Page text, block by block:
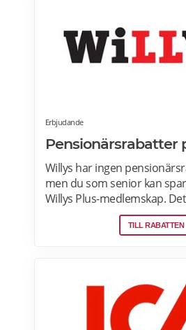
Erbjudande
Pensionärsrabatter
Willys har ingen
men du som senior kan
Willys Plus-medlemskap.
ingenting att bli Willys Plus-
Plus får du fler och bättre
TILL RABATTEN